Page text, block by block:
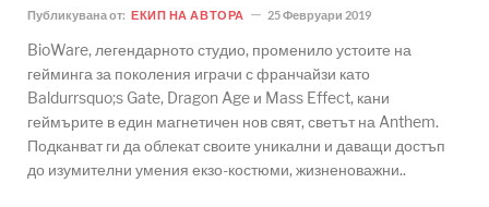
Публикувана от: ЕКИП НА АВТОРА 25 Февруари 2019
BioWare, легендарното студио, променило устоите на
гейминга за поколения играчи с франчайзи като
Baldurrsquo;s Gate, Dragon Age и Mass Effect, кани
геймърите в един магнетичен нов свят, светът на Anthem.
Подканват ги да облекат своите уникални и даващи достъп
до изумителни умения екзо-костюми, жизненоважни..